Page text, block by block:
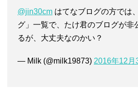
@jin30cm はてなブログの方では
グ」一覧で、たけ君のブログが非
るが、大丈夫なのかい？
— Milk (@milk19873) 2016年12月